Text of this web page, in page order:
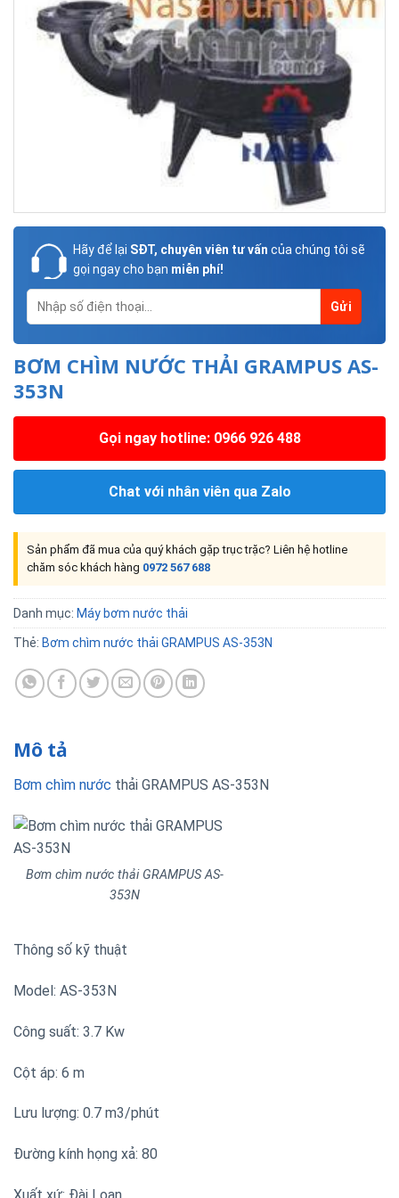
Hãy để lại SĐT, chuyên viên tư vấn của chúng tôi sẽ
gọi ngay cho bạn miễn phí!
BƠM CHÌM NƯỚC THẢI GRAMPUS AS-
353N
Gọi ngay hotline: 0966 926 488
Chat với nhân viên qua Zalo
Sản phẩm đã mua của quý khách gặp trục trặc? Liên hệ hotline
chăm sóc khách hàng 0972 567 688
Danh mục: Máy bơm nước thải
Thẻ: Bơm chìm nước thải GRAMPUS AS-353N
Mô tả
Bơm chìm nước thải GRAMPUS AS-353N
Bơm chìm nước thải GRAMPUS AS-
353N
Thông số kỹ thuật
Model: AS-353N
Công suất: 3.7 Kw
Cột áp: 6 m
Lưu lượng: 0.7 m3/phút
Đường kính họng xả: 80